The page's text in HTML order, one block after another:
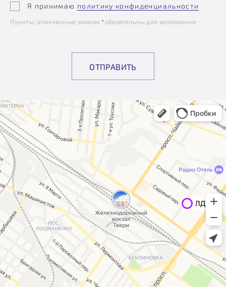
Я принимаю политику конфиденциальности
Пункты, отмеченные знаком *обязательны для заполнения
ОТПРАВИТЬ